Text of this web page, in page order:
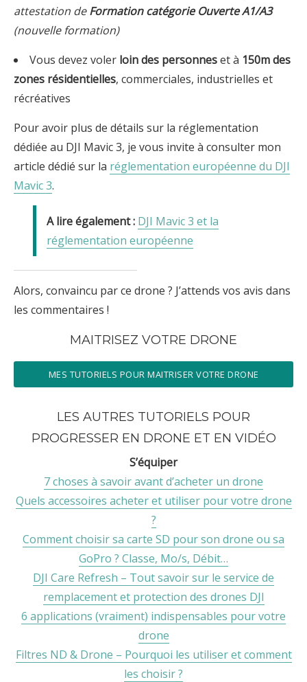
attestation deFormation catégorie Ouverte A1/A3
(nouvelle formation)
Vous devez voler loin des personneset à 150m des
zones résidentielles, commerciales, industrielles et
récréatives
Pour avoir plus de détails sur la réglementation
dédiée au DJI Mavic 3, je vous invite à consulter mon
article dédié sur la réglementation européenne du DJI
Mavic 3.
DJI Mavic 3 et la
réglementation européenne
Alors, convaincu par ce drone ? J’attends vos avis dans
les commentaires !
MAITRISEZ VOTRE DRONE
MES TUTORIELS POUR MAITRISER VOTRE DRONE
LES AUTRES TUTORIELS POUR
PROGRESSER EN DRONE ET EN VIDÉO
S’équiper
7 choses à savoir avant d’acheter un drone
Quels accessoires acheter et utiliser pour votre drone
?
Comment choisir sa carte SD pour son drone ou sa
GoPro ? Classe, Mo/s, Débit…
DJI Care Refresh – Tout savoir sur le service de
remplacement et protection des drones DJI
6 applications (vraiment) indispensables pour votre
drone
Filtres ND & Drone – Pourquoi les utiliser et comment
les choisir ?